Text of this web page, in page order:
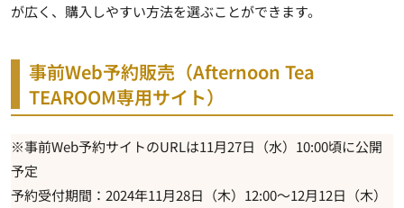
が広く、購入しやすい方法を選ぶことができます。
事前Web予約販売（Afternoon Tea
TEAROOM専用サイト）
※事前Web予約サイトのURLは11月27日（水）10:00頃に公開
予定
予約受付期間：2024年11月28日（木）12:00～12月12日（木）